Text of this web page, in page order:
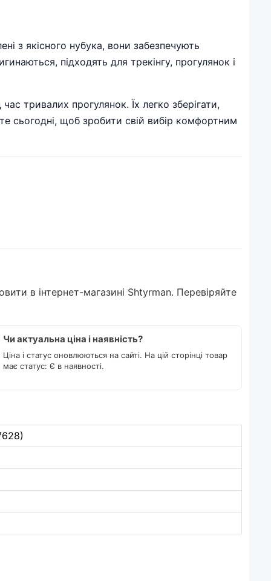
з якісного нубука, вони забезпечують
підходять для трекінгу, прогулянок і
тривалих прогулянок. Їх легко зберігати,
сьогодні, щоб зробити свій вибір комфортним
в інтернет-магазині Shtyrman. Перевіряйте
Чи актуальна ціна і наявність?
Ціна і статус оновлюються на сайті. На цій сторінці товар
має статус: Є в наявності.